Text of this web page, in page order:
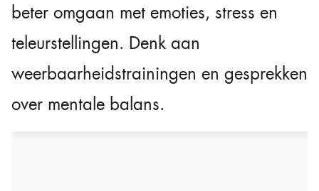
beter omgaan met emoties, stress en
teleurstellingen. Denk aan
weerbaarheidstrainingen en gesprekken
over mentale balans.